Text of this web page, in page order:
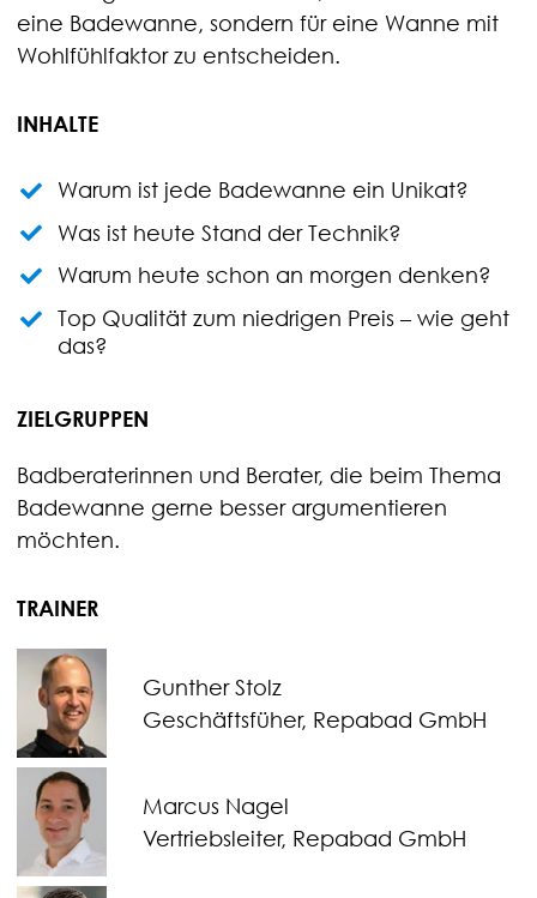
eine Badewanne, sondern für eine Wanne mit
Wohlfühlfaktor zu entscheiden.
INHALTE
Warum ist jede Badewanne ein Unikat?
Was ist heute Stand der Technik?
Warum heute schon an morgen denken?
Top Qualität zum niedrigen Preis – wie geht
das?
ZIELGRUPPEN
Badberaterinnen und Berater, die beim Thema
Badewanne gerne besser argumentieren
möchten.
TRAINER
Gunther Stolz
Geschäftsfüher, Repabad GmbH
Marcus Nagel
Vertriebsleiter, Repabad GmbH